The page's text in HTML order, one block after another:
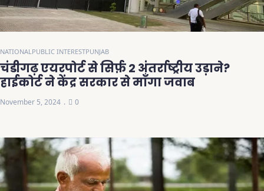
NATIONAL PUBLIC INTERESTPUNJAB
चंडीगढ़ एयरपोर्ट से सिर्फ़ 2 अंतर्राष्ट्रीय उड़ाने?
हाईकोर्ट ने केंद्र सरकार से माँगा जवाब
November 5, 2024 0